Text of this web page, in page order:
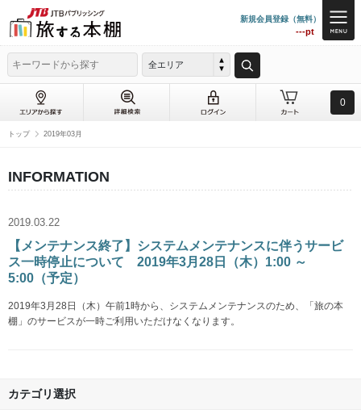
新規会員登録（無料）
---pt
全エリア
0
トップ 2019年03月
INFORMATION
2019.03.22
【メンテナンス終了】システムメンテナンスに伴うサービ
ス一時停止について 2019年3月28日（木）1:00 ～
5:00（予定）
2019年3月28日（木）午前1時から、システムメンテナンスのため、「旅の本
棚」のサービスが一時ご利用いただけなくなります。
カテゴリ選択